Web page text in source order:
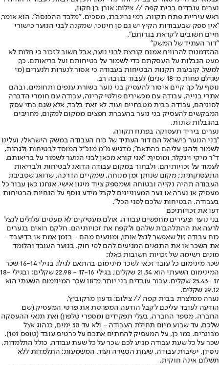
נערים עובדים בבית קפה // צילום: אורן בן חקון,
ראש עיריית פתח תקווה, רמי גרינברג, מסכים. "מלבד ההכנסה", הוא אומר,
"אין ספק שבעבודות הקיץ יש גם פן חינוכי, שמקנה לבני הנוער כישורי
חיים חשובים לקראת בגרותם".
"דור העתיד של המשק"
ההזדמנות להרוויח אמנם קורצת לבני נוער, אבל חשוב לזכור כי חלות לא
מעט הגבלות על העסקתם כדי לשמור על בטיחותם ועל בריאותם. כך,
למשל, קובעות תקנות הבטיחות בעבודה כי אסור לנערות ולנערים (מי
שגילם פחות מ־18 שנים) לעבוד בגובה רב.
נוסף על כך, קיים איסור להעסיק בני נוער בשורת ענפים ותחומים, ובהם
אתרי בנייה, עבודה עם מכשירים פולטי קרינה, עבודה עם חומרי הדברה
לסוגיהם, עבודה בבית מטבחיים ועוד. לא זאת בלבד, אלא שגם בתי עסק
המבקשים להעסיק בני נוער בהעברת חפצים ממקום למקום, מחויבים
בהגבלות שונות.
נערים ביריד תעסוקה בפתח תקווה,
"בני הנוער בישראל הם דור העתיד של כוח העבודה במשק הישראלי, ועלינו
לשמור ולהגן עליהם בהתאם", מדגיש מ"מ מנכ"ל המוסד לבטיחות ולגהות,
ד"ר מיקי וינקלר, ומוסיף: "אני קורא מכאן לבני הנוער לשמור על בריאותם,
לעמוד על זכויותיהם, ולבחור במקום עבודה הדואג לבטיחות ולבריאות
התעסוקתית; מקום שנותן זמן מנוחה, שמקיים הדרכה, שדואג שסביבת
העבודה תהיה נקייה ובטוחה ושמספק ציוד מיגון אישי. אנחנו כאן עבור כל
מעסיק או נערה או נער המעוניינים לקבל מידע נוסף על הנחיות הבטיחות
בעבודה. הבטיחות שלכם לפני הכל".
דעו את זכויותיכם
בני נוער וצעירים מחפשים עבודה, אולם מעסיקים לא מעטים עלולים לנצל
לרעה את ההתלהבות שלהם ולקפח את זכויותיהם. חלקם רואים בנערים
כוח עבודה זול שאפשר לנצל אותו, ומונעים מהם - בזמן אמת או בדיעבד -
את השכר או את התנאים המגיעים להם לפי חוק. בנוער העובד והלומד
מונים רשימה של זכויות חשובות כאלו:
שכר מינימום כל עובד זכאי לשכר מינימום בהתאם לגילו. בגילי 16-14 שכר
המינימום השעתי הוא 21.54 שקלים; בגילי 17-16 - 22.98 שקלים; ובגילי 18-
17 -25.43 שקלים. עבור עובדים בני יותר מ־18 שכר המינימום השעתי הוא
29.12 שקלים.
נערה ממלצרת בבית קפה // צילום: גדעון מרקוביץ',
הודעה לעובד עליכם לקבל הודעה המפרטת את פרטי המעסיק (שם
החברה, מספר החברה, בעלי תפקידים ומספרי טלפון) ואת תנאי ההעסקה
שלכם, עד שבוע מיום תחילת העבודה - ולא עד 30 ימים, כנהוג אצל
מבוגרים. כמו כן, על המעסיק להחתים אתכם על כרטיס עובד (טופס 101).
שכר על כל שעת עבודה מגיע לכם שכר על כל שעת עבודה, כולל התלמדות,
ניסיון, ישיבות עבודה, שעות הכשרה ועוד. המשמעות: התלמדות ללא
תשלום אינה חוקית.